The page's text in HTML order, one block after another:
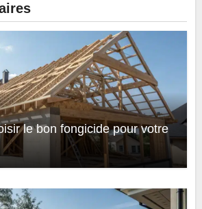
le bon fongicide pour votre